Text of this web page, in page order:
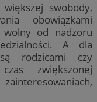
swobody,
obowiązkami
od nadzoru
A dla
rodzicami czy
zwiększonej